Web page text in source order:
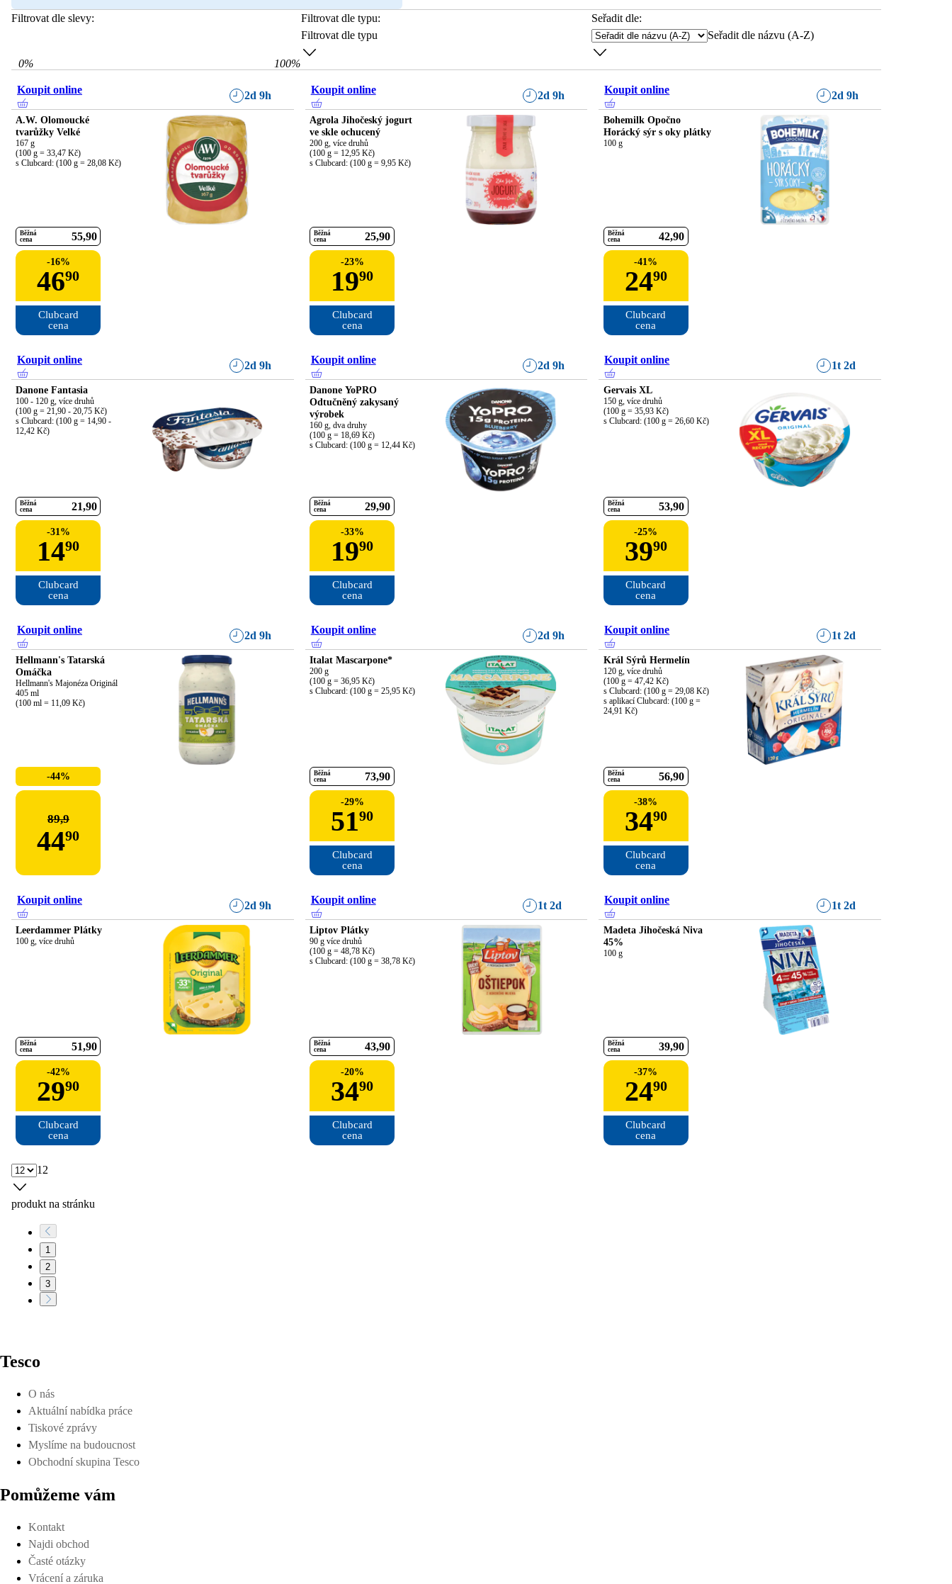
Filtrovat dle slevy:
0% 100%
Filtrovat dle typu:
Filtrovat dle typu
Seřadit dle:
Seřadit dle názvu (A-Z)
Koupit online 2d 9h
A.W. Olomoucké
tvarůžky Velké
167 g
(100 g = 33,47 Kč)
s Clubcard: (100 g = 28,08 Kč)
Běžná
cena
55 90
-16%
4690
Clubcard
cena
Koupit online 2d 9h
Agrola Jihočeský jogurt
ve skle ochucený
200 g, více druhů
(100 g = 12,95 Kč)
s Clubcard: (100 g = 9,95 Kč)
Běžná
cena
25 90
-23%
1990
Clubcard
cena
Koupit online 2d 9h
Bohemilk Opočno
Horácký sýr s oky plátky
100 g
Běžná
cena
42 90
-41%
2490
Clubcard
cena
Koupit online 2d 9h
Danone Fantasia
100 - 120 g, více druhů
(100 g = 21,90 - 20,75 Kč)
s Clubcard: (100 g = 14,90 -
12,42 Kč)
Běžná
cena
21 90
-31%
1490
Clubcard
cena
Koupit online 2d 9h
Danone YoPRO
Odtučněný zakysaný
výrobek
160 g, dva druhy
(100 g = 18,69 Kč)
s Clubcard: (100 g = 12,44 Kč)
Běžná
cena
29 90
-33%
1990
Clubcard
cena
Koupit online 1t 2d
Gervais XL
150 g, více druhů
(100 g = 35,93 Kč)
s Clubcard: (100 g = 26,60 Kč)
Běžná
cena
53 90
-25%
3990
Clubcard
cena
Koupit online 2d 9h
Hellmann's Tatarská
Omáčka
Hellmann's Majonéza Originál
405 ml
(100 ml = 11,09 Kč)
-44%
89,9
4490
Koupit online 2d 9h
Italat Mascarpone*
200 g
(100 g = 36,95 Kč)
s Clubcard: (100 g = 25,95 Kč)
Běžná
cena
73 90
-29%
5190
Clubcard
cena
Koupit online 1t 2d
Král Sýrů Hermelín
120 g, více druhů
(100 g = 47,42 Kč)
s Clubcard: (100 g = 29,08 Kč)
s aplikací Clubcard: (100 g =
24,91 Kč)
Běžná
cena
56 90
-38%
3490
Clubcard
cena
Koupit online 2d 9h
Leerdammer Plátky
100 g, více druhů
Běžná
cena
51 90
-42%
2990
Clubcard
cena
Koupit online 1t 2d
Liptov Plátky
90 g více druhů
(100 g = 48,78 Kč)
s Clubcard: (100 g = 38,78 Kč)
Běžná
cena
43 90
-20%
3490
Clubcard
cena
Koupit online 1t 2d
Madeta Jihočeská Niva
45%
100 g
Běžná
cena
39 90
-37%
2490
Clubcard
cena
12
produkt na stránku
1
2
3
Tesco
O nás
Aktuální nabídka práce
Tiskové zprávy
Myslíme na budoucnost
Obchodní skupina Tesco
Pomůžeme vám
Kontakt
Najdi obchod
Časté otázky
Vrácení a záruka